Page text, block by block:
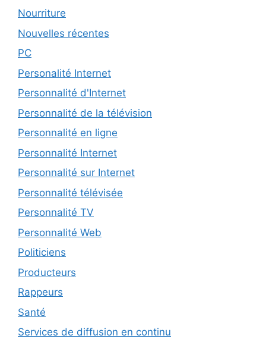
Nourriture
Nouvelles récentes
PC
Personalité Internet
Personnalité d'Internet
Personnalité de la télévision
Personnalité en ligne
Personnalité Internet
Personnalité sur Internet
Personnalité télévisée
Personnalité TV
Personnalité Web
Politiciens
Producteurs
Rappeurs
Santé
Services de diffusion en continu